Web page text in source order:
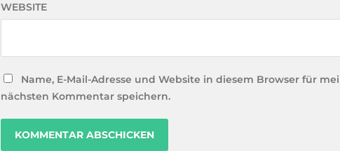
WEBSITE
Name, E-Mail-Adresse und Website in diesem Browser für
nächsten Kommentar speichern.